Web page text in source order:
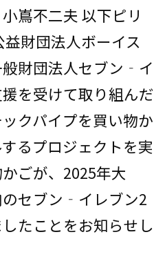
嶌不二夫 以下ピリ
財団法人ボーイス
財団法人セブン‐イ
を受けて取り組んだ
クパイプを買い物か
るプロジェクトを実
ごが、2025年大
セブン‐イレブン2
たことをお知らせし